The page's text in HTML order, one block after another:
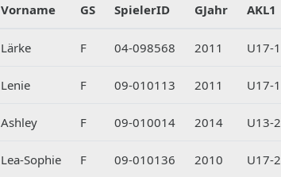
Vorname GS SpielerID GJahr AKL1
Lärke F 04-098568 2011 U17-1
Lenie F 09-010113 2011 U17-1
Ashley F 09-010014 2014 U13-2
Lea-Sophie F 09-010136 2010 U17-2